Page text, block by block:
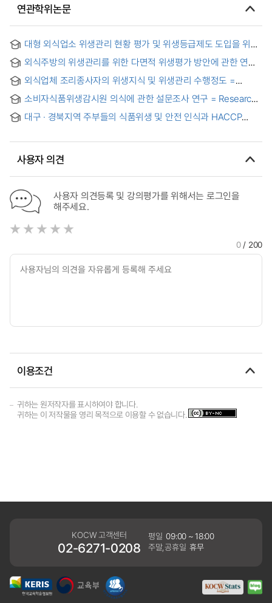
연관학위논문
대형 외식업소 위생관리 현황 평가 및 위생등급제도 도입을 위한
practice and development of evaluation tool for
introduction of sanitation grade system in large
restaurants
외식주방의 위생관리를 위한 다면적 위생평가 방안에 관한 연구
외식업체 조리종사자의 위생지식 및 위생관리 수행정도 =
Completion in Dining Corporation Foodpreparation
Employees
소비자식품위생감시원 의식에 관한 설문조사 연구 = Research
Sanitation Watchdog
대구 · 경북지역 주부들의 식품위생 및 안전 인식과 HACCP
사용자 의견
사용자 의견등록 및 강의평가를 위해서는 로그인을
해주세요.
0/ 200
이용조건
귀하는 원저작자를 표시하여야 합니다.
귀하는 이 저작물을 영리 목적으로 이용할 수 없습니다.
KOCW 고객센터
02-6271-0208
평일 09:00 ~ 18:00
주말,공휴일 휴무